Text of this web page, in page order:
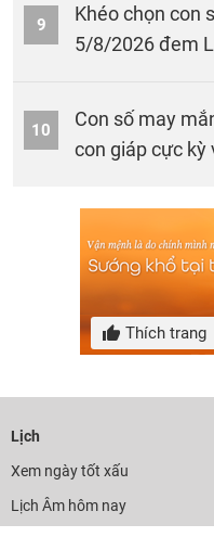
9
Khéo chọn con
5/8/2026 đem
10
Con số may
con giáp cực kỳ
Thích trang
Lịch
Xem ngày tốt xấu
Lịch Âm hôm nay